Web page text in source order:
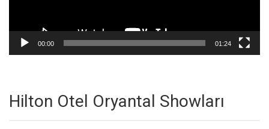
00:00 01:24
Hilton Otel Oryantal Showları